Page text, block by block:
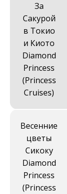
За
Сакурой
в Токио
и Киото
Diamond
Princess
(Princess
Cruises)
Весенние
цветы
Сикоку
Diamond
Princess
(Princess